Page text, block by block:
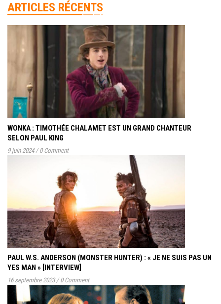
ARTICLES RÉCENTS
WONKA : TIMOTHÉE CHALAMET EST UN GRAND CHANTEUR
SELON PAUL KING
9 juin 2024 / 0 Comment
PAUL W.S. ANDERSON (MONSTER HUNTER) : « JE NE SUIS PAS UN
YES MAN » [INTERVIEW]
16 septembre 2023 / 0 Comment